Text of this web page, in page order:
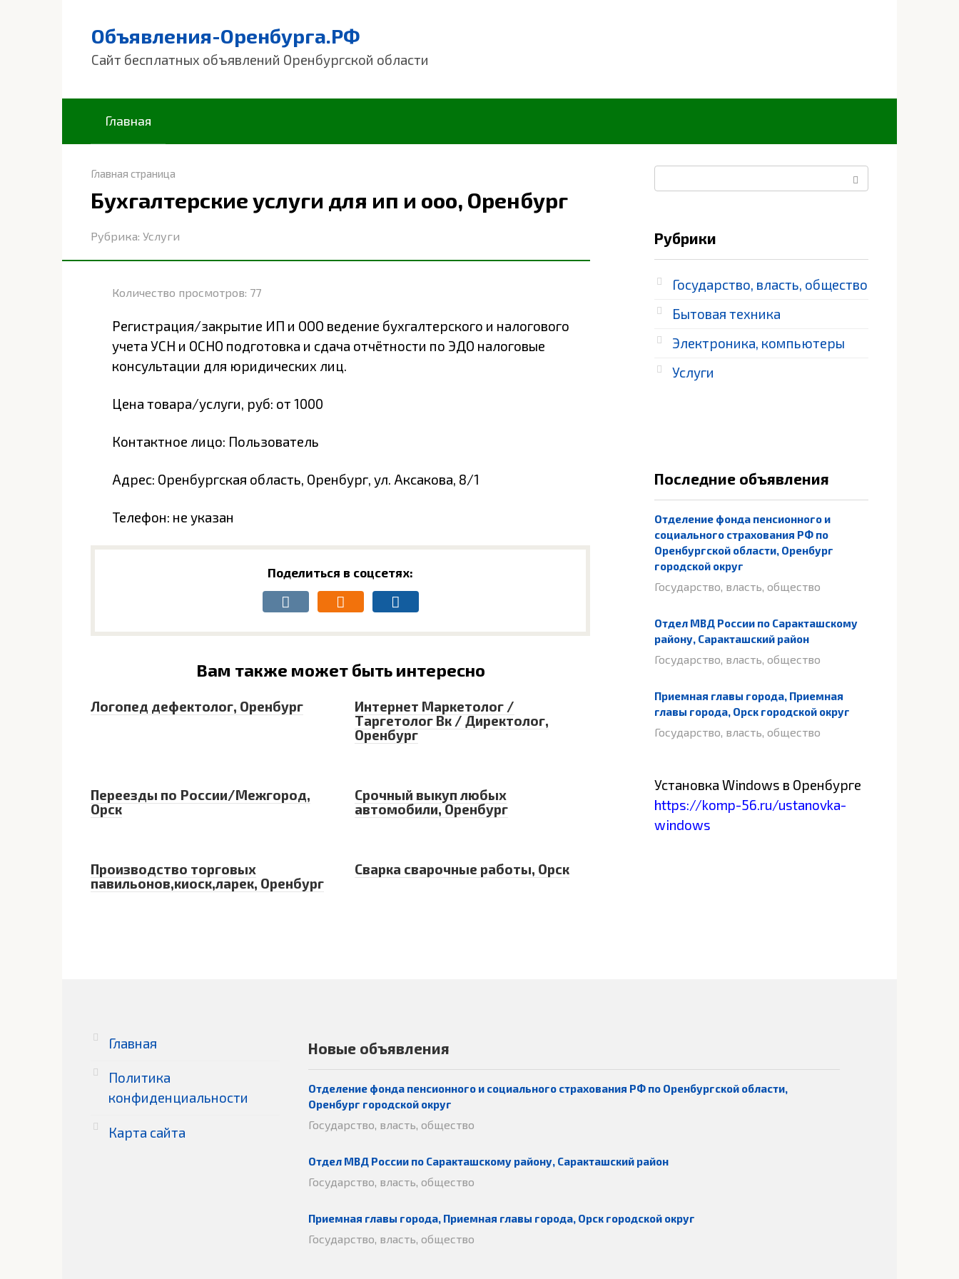
Объявления-Оренбурга.РФ
Сайт бесплатных объявлений Оренбургской области
Главная
Главная страница
Бухгалтерские услуги для ип и ооо, Оренбург
Рубрика: Услуги
Количество просмотров: 77
Регистрация/закрытие ИП и ООО ведение бухгалтерского и налогового
учета УСН и ОСНО подготовка и сдача отчётности по ЭДО налоговые
консультации для юридических лиц.
Цена товара/услуги, руб: от 1000
Контактное лицо: Пользователь
Адрес: Оренбургская область, Оренбург, ул. Аксакова, 8/1
Телефон: не указан
Поделиться в соцсетях:
Вам также может быть интересно
Логопед дефектолог, Оренбург
Интернет Маркетолог /
Таргетолог Вк / Директолог,
Оренбург
Переезды по России/Межгород,
Орск
Срочный выкуп любых
автомобили, Оренбург
Производство торговых
павильонов,киоск,ларек, Оренбург
Сварка сварочные работы, Орск
Рубрики
Государство, власть, общество
Бытовая техника
Электроника, компьютеры
Услуги
Последние объявления
Отделение фонда пенсионного и
социального страхования РФ по
Оренбургской области, Оренбург
городской округ
Государство, власть, общество
Отдел МВД России по Саракташскому
району, Саракташский район
Государство, власть, общество
Приемная главы города, Приемная
главы города, Орск городской округ
Государство, власть, общество
Установка Windows в Оренбурге
https://komp-56.ru/ustanovka-
windows
Главная
Политика
конфиденциальности
Карта сайта
Новые объявления
Отделение фонда пенсионного и социального страхования РФ по Оренбургской области,
Оренбург городской округ
Государство, власть, общество
Отдел МВД России по Саракташскому району, Саракташский район
Государство, власть, общество
Приемная главы города, Приемная главы города, Орск городской округ
Государство, власть, общество